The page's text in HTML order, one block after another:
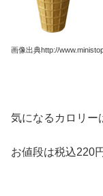
画像出典http://
気になるカロリー
お値段は税込220円